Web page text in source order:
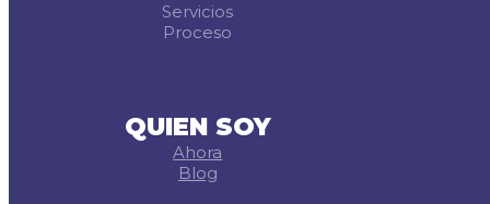
Servicios
Proceso
QUIEN SOY
Ahora
Blog